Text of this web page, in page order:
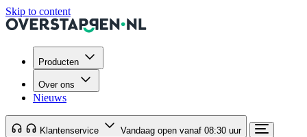
Skip to content
Producten
Over ons
Nieuws
Klantenservice Vandaag open vanaf 08:30 uur